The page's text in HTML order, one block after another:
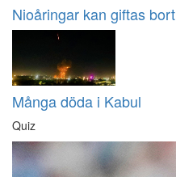
Nioåringar kan giftas bort
Många döda i Kabul
Quiz